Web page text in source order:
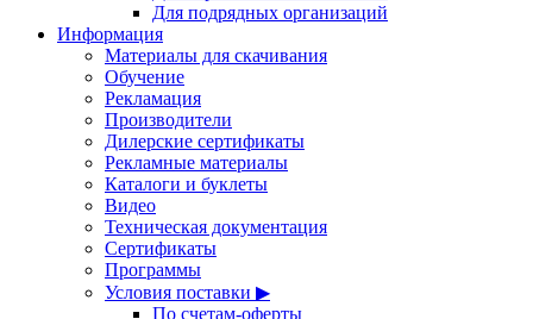
Для подрядных организаций
Информация
Материалы для скачивания
Обучение
Рекламация
Производители
Дилерские сертификаты
Рекламные материалы
Каталоги и буклеты
Видео
Техническая документация
Сертификаты
Программы
Условия поставки ▶
По счетам-оферты